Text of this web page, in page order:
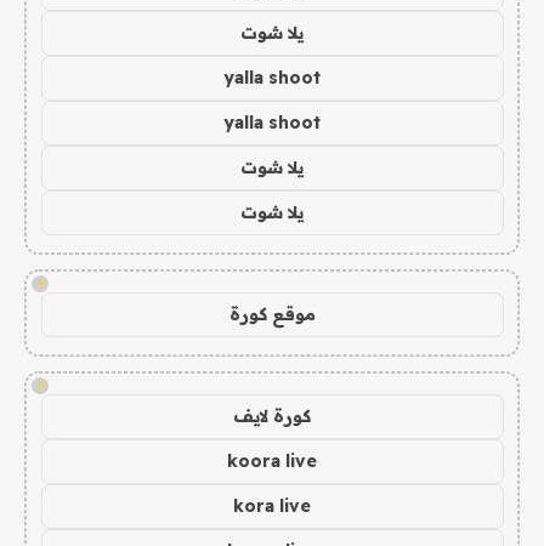
يلا شوت
yalla shoot
yalla shoot
يلا شوت
يلا شوت
!
موقع كورة
!
كورة لايف
koora live
kora live